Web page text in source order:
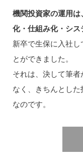
機関投資家の運用
化・仕組み化・シス
新卒で生保に入社
とができました。
それは、決して筆
なく、きちんとし
なのです。